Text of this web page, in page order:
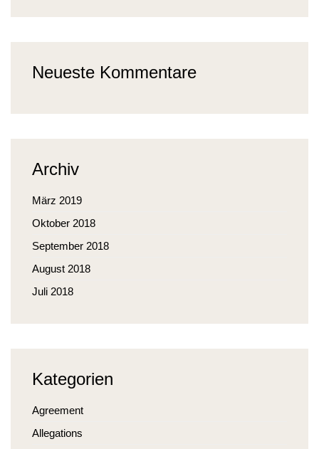
Neueste Kommentare
Archiv
März 2019
Oktober 2018
September 2018
August 2018
Juli 2018
Kategorien
Agreement
Allegations